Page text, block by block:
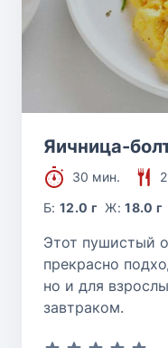
Яичница-
30 мин.
Б:12.0 г Ж:18.0 г
Этот пушистый
прекрасно
но и для
завтраком.